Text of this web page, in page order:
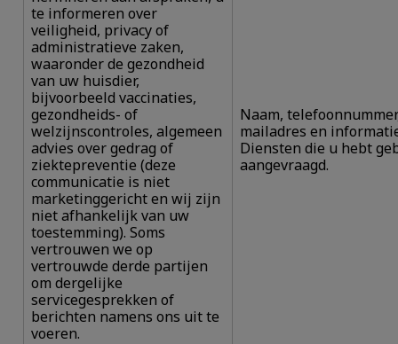
te informeren over
veiligheid, privacy of
administratieve zaken,
waaronder de gezondheid
van uw huisdier,
bijvoorbeeld vaccinaties,
gezondheids- of
welzijnscontroles, algemeen
advies over gedrag of
ziektepreventie (deze
communicatie is niet
marketinggericht en wij zijn
niet afhankelijk van uw
toestemming). Soms
vertrouwen we op
vertrouwde derde partijen
om dergelijke
servicegesprekken of
berichten namens ons uit te
voeren.
Naam,
mailadres en
Diensten die u hebt
aangevraagd.